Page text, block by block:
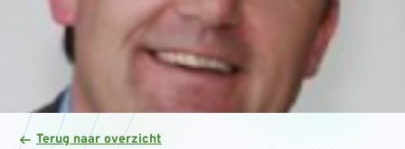
Terug naar overzicht